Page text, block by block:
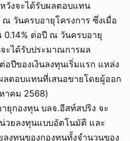
วังจะได้รับผลตอบแทน
วันครบอายุโครงการ ซึ่งเมื่อ
ต่อปี ณ วันครบอายุ
ะได้รับประมาณการผล
ปีของเงินลงทุนเริ่มแรก แหล่ง
ตอบแทนที่เสนอขายโดยผู้ออก
าคม 2568)
ยุกองทุน บลจ.อีสท์สปริง จะ
วยลงทุนแบบอัตโนมัติ และ
ลงทุนของกองทุนทั้งจำนวนของ